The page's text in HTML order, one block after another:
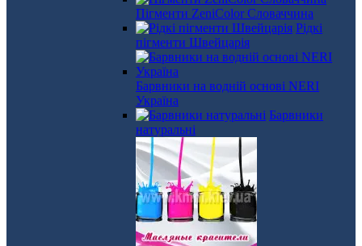
Пігменти ZeniColor Словаччина
Рідкі
пігменти Швейцарія
Барвники на водній основі NERI
Україна
Барвники
натуральні